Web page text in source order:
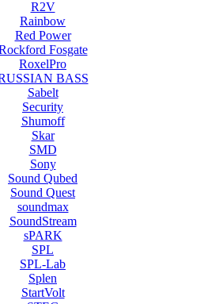
R2V
Rainbow
Red Power
Fosgate
RoxelPro
BASS
Sabelt
Security
Shumoff
Skar
SMD
Sony
Sound Qubed
Sound Quest
soundmax
SoundStream
sPARK
SPL
SPL-Lab
Splen
StartVolt